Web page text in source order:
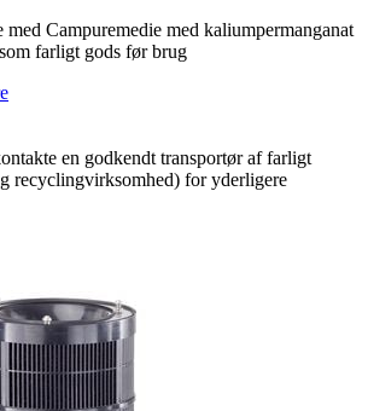
Campuremedie med kaliumpermanganat
farligt gods før brug
en godkendt transportør af farligt
recyclingvirksomhed) for yderligere